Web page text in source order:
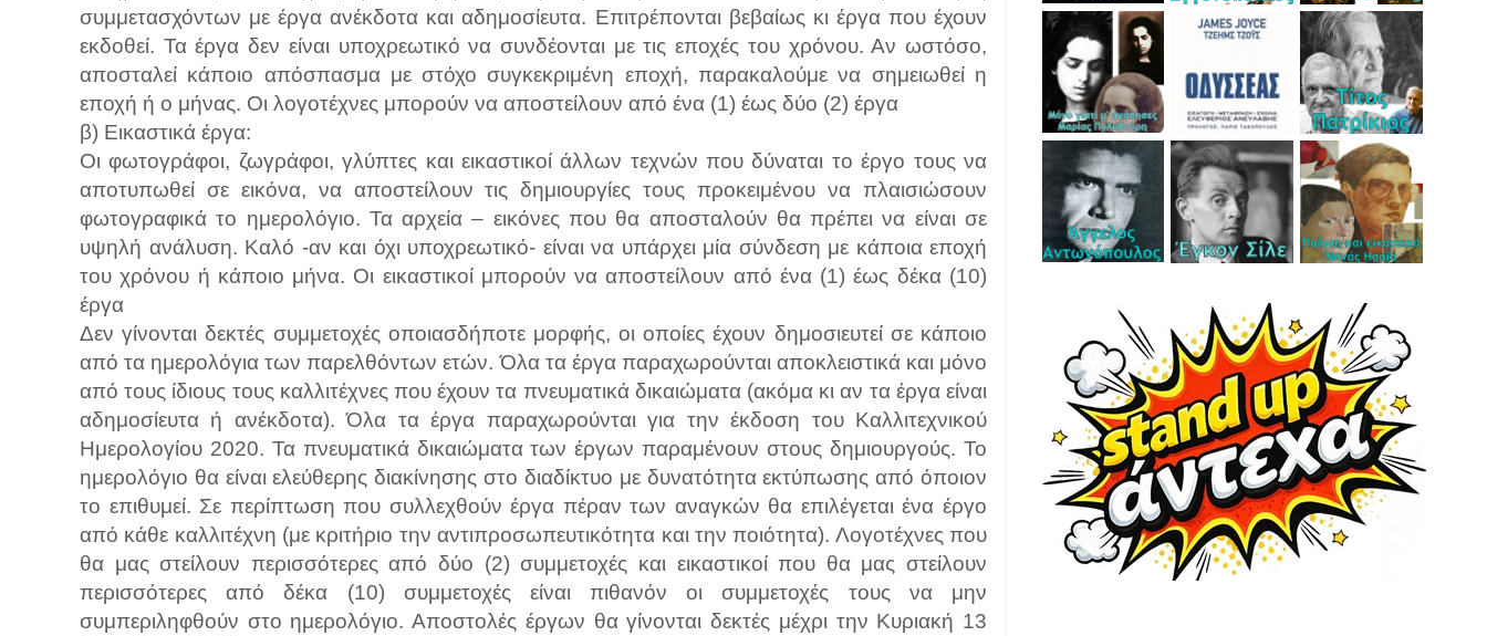
συμμετασχόντων με έργα ανέκδοτα και αδημοσίευτα. Επιτρέπονται βεβαίως κι έργα που έχουν
εκδοθεί. Τα έργα δεν είναι υποχρεωτικό να συνδέονται με τις εποχές του χρόνου. Αν ωστόσο,
αποσταλεί κάποιο απόσπασμα με στόχο συγκεκριμένη εποχή, παρακαλούμε να σημειωθεί η
εποχή ή ο μήνας. Οι λογοτέχνες μπορούν να αποστείλουν από ένα (1) έως δύο (2) έργα
β) Εικαστικά έργα:
Οι φωτογράφοι, ζωγράφοι, γλύπτες και εικαστικοί άλλων τεχνών που δύναται το έργο τους να
αποτυπωθεί σε εικόνα, να αποστείλουν τις δημιουργίες τους προκειμένου να πλαισιώσουν
φωτογραφικά το ημερολόγιο. Τα αρχεία – εικόνες που θα αποσταλούν θα πρέπει να είναι σε
υψηλή ανάλυση. Καλό -αν και όχι υποχρεωτικό- είναι να υπάρχει μία σύνδεση με κάποια εποχή
του χρόνου ή κάποιο μήνα. Οι εικαστικοί μπορούν να αποστείλουν από ένα (1) έως δέκα (10)
έργα
Δεν γίνονται δεκτές συμμετοχές οποιασδήποτε μορφής, οι οποίες έχουν δημοσιευτεί σε κάποιο
από τα ημερολόγια των παρελθόντων ετών. Όλα τα έργα παραχωρούνται αποκλειστικά και μόνο
από τους ίδιους τους καλλιτέχνες που έχουν τα πνευματικά δικαιώματα (ακόμα κι αν τα έργα είναι
αδημοσίευτα ή ανέκδοτα). Όλα τα έργα παραχωρούνται για την έκδοση του Καλλιτεχνικού
Ημερολογίου 2020. Τα πνευματικά δικαιώματα των έργων παραμένουν στους δημιουργούς. Το
ημερολόγιο θα είναι ελεύθερης διακίνησης στο διαδίκτυο με δυνατότητα εκτύπωσης από όποιον
το επιθυμεί. Σε περίπτωση που συλλεχθούν έργα πέραν των αναγκών θα επιλέγεται ένα έργο
από κάθε καλλιτέχνη (με κριτήριο την αντιπροσωπευτικότητα και την ποιότητα). Λογοτέχνες που
θα μας στείλουν περισσότερες από δύο (2) συμμετοχές και εικαστικοί που θα μας στείλουν
περισσότερες από δέκα (10) συμμετοχές είναι πιθανόν οι συμμετοχές τους να μην
συμπεριληφθούν στο ημερολόγιο. Αποστολές έργων θα γίνονται δεκτές μέχρι την Κυριακή 13